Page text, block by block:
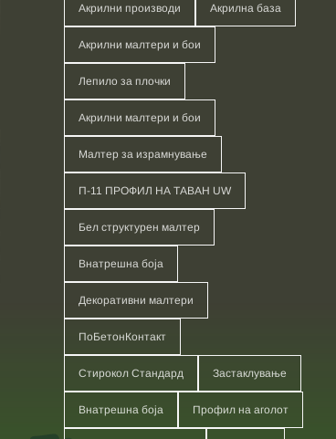
Акрилни производи Акрилна база
Акрилни малтери и бои
Лепило за плочки
Акрилни малтери и бои
Малтер за израмнување
П-11 ПРОФИЛ НА ТАВАН UW
Бел структурен малтер
Внатрешна боја
Декоративни малтери
ПоБетонКонтакт
Стирокол Стандард Застаклување
Внатрешна боја Профил на аголот